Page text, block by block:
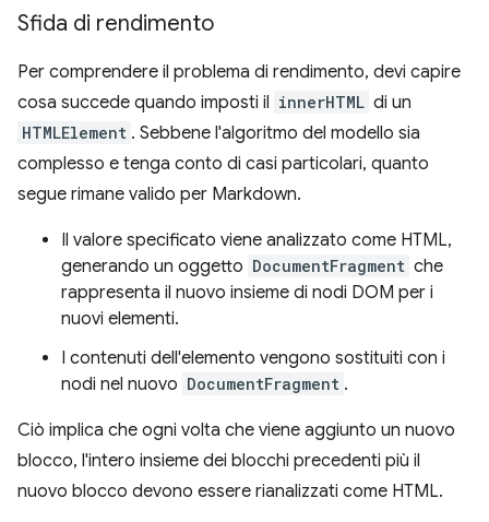
Sfida di rendimento
Per comprendere il problema di rendimento, devi capire
cosa succede quando imposti il innerHTML di un
HTMLElement . Sebbene l'algoritmo del modello sia
complesso e tenga conto di casi particolari, quanto
segue rimane valido per Markdown.
Il valore specificato viene analizzato come HTML,
generando un oggetto DocumentFragment che
rappresenta il nuovo insieme di nodi DOM per i
nuovi elementi.
I contenuti dell'elemento vengono sostituiti con i
nodi nel nuovo DocumentFragment .
Ciò implica che ogni volta che viene aggiunto un nuovo
blocco, l'intero insieme dei blocchi precedenti più il
nuovo blocco devono essere rianalizzati come HTML.